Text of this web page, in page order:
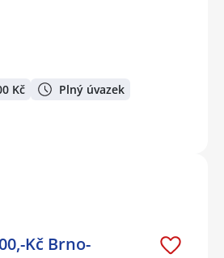
Kč Plný úvazek
Kč Brno-